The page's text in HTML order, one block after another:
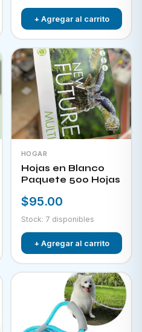
+ Agregar al carrito
HOGAR
Hojas en Blanco
Paquete 500 Hojas
$95.00
Stock: 7 disponibles
+ Agregar al carrito